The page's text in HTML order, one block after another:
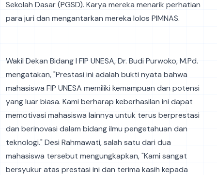
Sekolah Dasar (PGSD). Karya mereka menarik perhatian
para juri dan mengantarkan mereka lolos PIMNAS.
Wakil Dekan Bidang I FIP UNESA, Dr. Budi Purwoko, M.Pd.
mengatakan, "Prestasi ini adalah bukti nyata bahwa
mahasiswa FIP UNESA memiliki kemampuan dan potensi
yang luar biasa. Kami berharap keberhasilan ini dapat
memotivasi mahasiswa lainnya untuk terus berprestasi
dan berinovasi dalam bidang ilmu pengetahuan dan
teknologi." Desi Rahmawati, salah satu dari dua
mahasiswa tersebut mengungkapkan, "Kami sangat
bersyukur atas prestasi ini dan terima kasih kepada